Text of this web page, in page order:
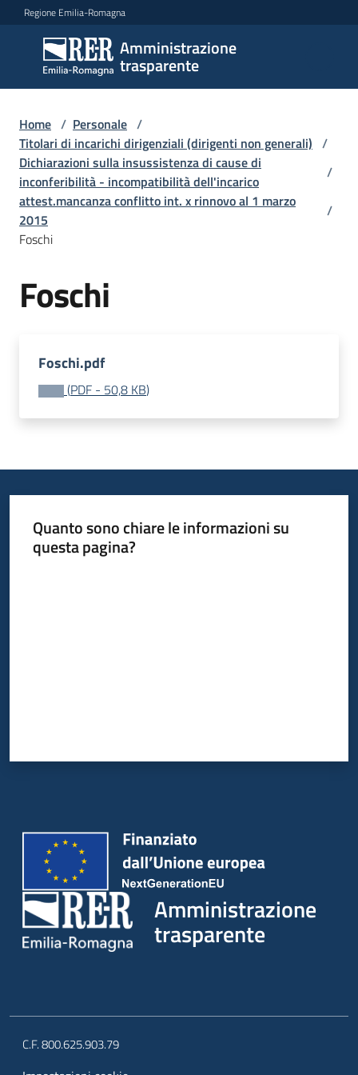
Vai al contenuto
Vai alla navigazione
Vai al footer
Regione Emilia-Romagna
Amministrazione
trasparente
Amministrazione
trasparente
Sottosezioni
Accesso
Home / Personale /
Titolari di incarichi dirigenziali (dirigenti non generali) /
Dichiarazioni sulla insussistenza di cause di
inconferibilità - incompatibilità dell'incarico
/
attest.mancanza conflitto int. x rinnovo al 1 marzo
2015
/
Foschi
Foschi
Foschi.pdf
(PDF - 50,8 KB)
Quanto sono chiare le informazioni su
questa pagina?
Amministrazione
trasparente
C.F. 800.625.903.79